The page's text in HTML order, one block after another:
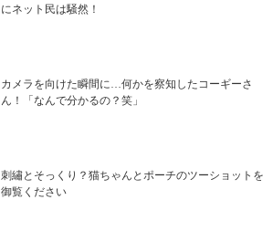
にネット民は騒然！
カメラを向けた瞬間に…何かを察知したコーギーさ
ん！「なんで分かるの？笑」
刺繡とそっくり？猫ちゃんとポーチのツーショットを
御覧ください